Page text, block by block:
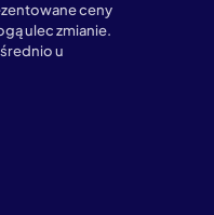
ceny
ulec zmianie.
u